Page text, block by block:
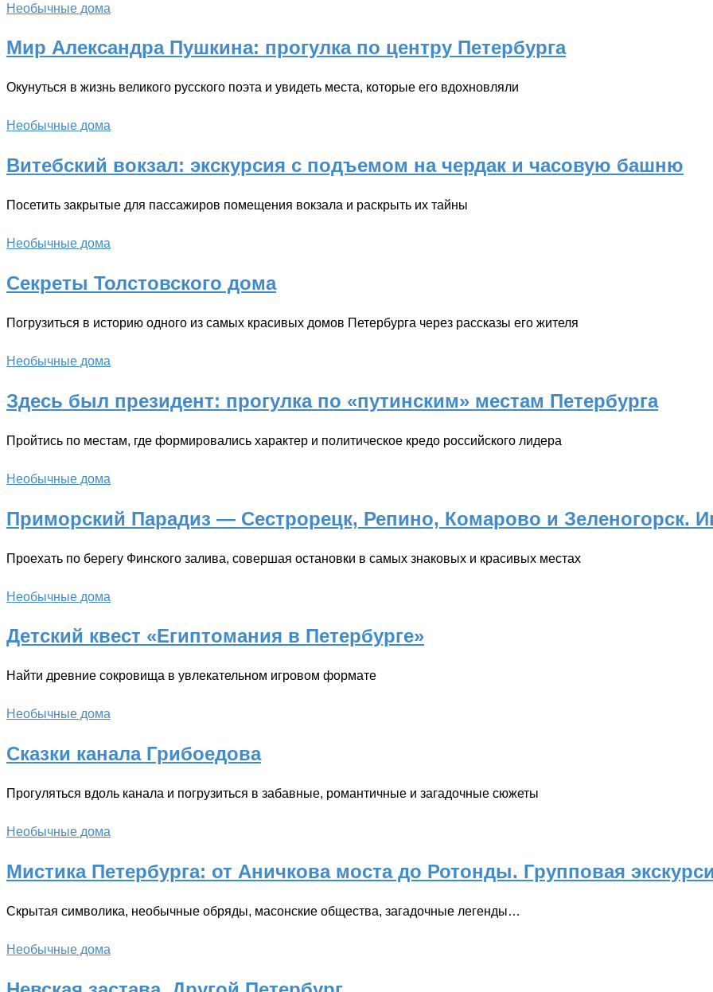
Необычные дома
Мир Александра Пушкина: прогулка по центру Петербурга
Окунуться в жизнь великого русского поэта и увидеть места, которые его вдохновляли
Необычные дома
Витебский вокзал: экскурсия с подъемом на чердак и часовую башню
Посетить закрытые для пассажиров помещения вокзала и раскрыть их тайны
Необычные дома
Секреты Толстовского дома
Погрузиться в историю одного из самых красивых домов Петербурга через рассказы его жителя
Необычные дома
Здесь был президент: прогулка по «путинским» местам Петербурга
Пройтись по местам, где формировались характер и политическое кредо российского лидера
Необычные дома
Приморский Парадиз — Сестрорецк, Репино, Комарово и Зеленогорск.
Проехать по берегу Финского залива, совершая остановки в самых знаковых и красивых местах
Необычные дома
Детский квест «Египтомания в Петербурге»
Найти древние сокровища в увлекательном игровом формате
Необычные дома
Сказки канала Грибоедова
Прогуляться вдоль канала и погрузиться в забавные, романтичные и загадочные сюжеты
Необычные дома
Мистика Петербурга: от Аничкова моста до Ротонды. Групповая
Скрытая символика, необычные обряды, масонские общества, загадочные легенды…
Необычные дома